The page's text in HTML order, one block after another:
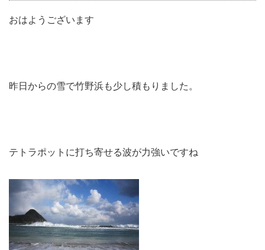
おはようございます
昨日からの雪で竹野浜も少し積もりました。
テトラポットに打ち寄せる波が力強いですね